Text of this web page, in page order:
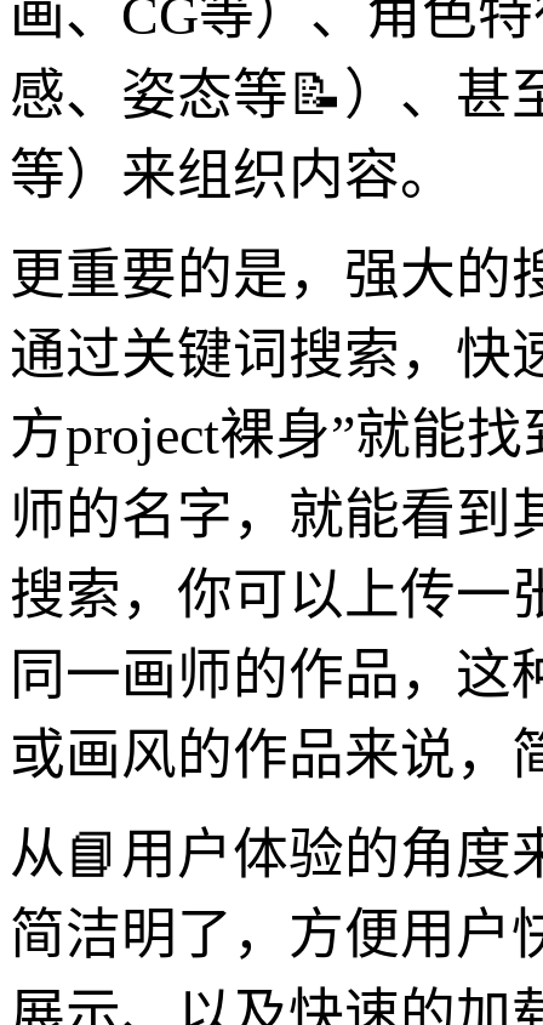
画、CG等）、角色
感、姿态等📝）、甚
等）来组织内容。
更重要的是，强大的
通过关键词搜索，快
方project裸身”就能
师的名字，就能看到
搜索，你可以上传一
同一画师的作品，这
或画风的作品来说，
从📘用户体验的角度
简洁明了，方便用户